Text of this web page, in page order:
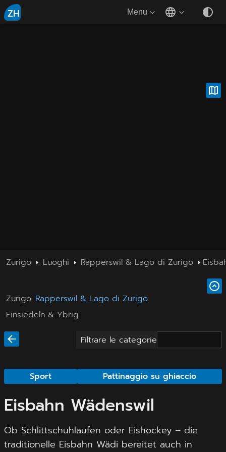
ZH Menu
Zurigo Luoghi Rapperswil & Lago di Zurigo
Zurigo Rapperswil & Lago di Zurigo
Einsiedeln & Ybrig
Filtrare le categorie
Sport Pattinaggio su ghiaccio
Eisbahn Wädenswil
Ob Schlittschuhlaufen oder Eishockey – die
traditionelle Eisbahn Wädi bereitet auch in